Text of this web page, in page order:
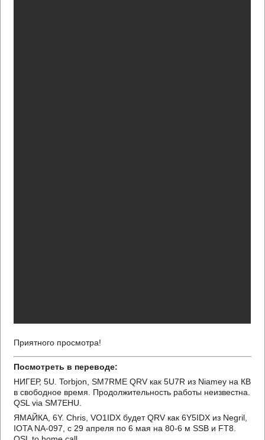
Приятного просмотра!
Посмотреть в переводе:
НИГЕР, 5U. Torbjon, SM7RME QRV как 5U7R из Niamey на КВ
в свободное время. Продолжительность работы неизвестна.
QSL via SM7EHU.
ЯМАЙКА, 6Y. Chris, VO1IDX будет QRV как 6Y5IDX из Negril,
IOTA NA-097, с 29 апреля по 6 мая на 80-6 м SSB и FT8.